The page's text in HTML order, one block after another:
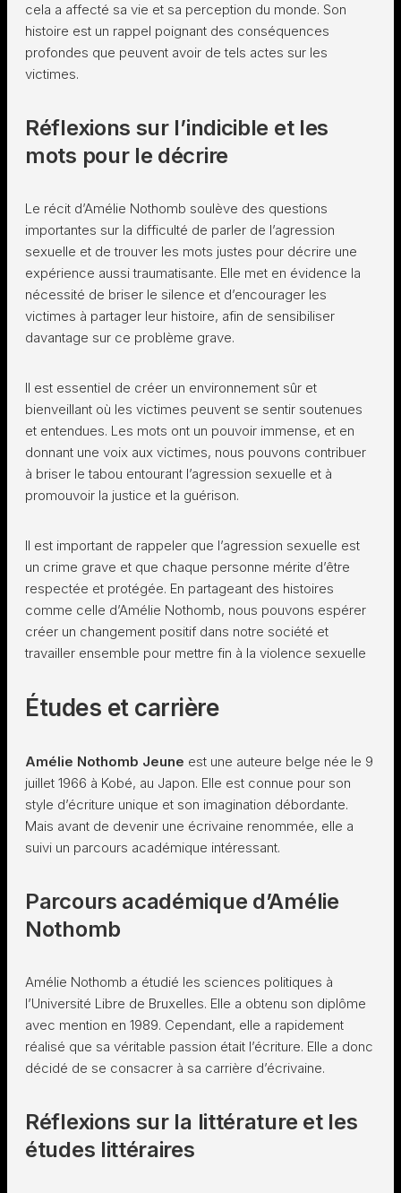
cela a affecté sa vie et sa perception du monde. Son
histoire est un rappel poignant des conséquences
profondes que peuvent avoir de tels actes sur les
victimes.
Réflexions sur l’indicible et les
mots pour le décrire
Le récit d’Amélie Nothomb soulève des questions
importantes sur la difficulté de parler de l’agression
sexuelle et de trouver les mots justes pour décrire une
expérience aussi traumatisante. Elle met en évidence la
nécessité de briser le silence et d’encourager les
victimes à partager leur histoire, afin de sensibiliser
davantage sur ce problème grave.
Il est essentiel de créer un environnement sûr et
bienveillant où les victimes peuvent se sentir soutenues
et entendues. Les mots ont un pouvoir immense, et en
donnant une voix aux victimes, nous pouvons contribuer
à briser le tabou entourant l’agression sexuelle et à
promouvoir la justice et la guérison.
Il est important de rappeler que l’agression sexuelle est
un crime grave et que chaque personne mérite d’être
respectée et protégée. En partageant des histoires
comme celle d’Amélie Nothomb, nous pouvons espérer
créer un changement positif dans notre société et
travailler ensemble pour mettre fin à la violence sexuelle
Études et carrière
Amélie Nothomb Jeune est une auteure belge née le 9
juillet 1966 à Kobé, au Japon. Elle est connue pour son
style d’écriture unique et son imagination débordante.
Mais avant de devenir une écrivaine renommée, elle a
suivi un parcours académique intéressant.
Parcours académique d’Amélie
Nothomb
Amélie Nothomb a étudié les sciences politiques à
l’Université Libre de Bruxelles. Elle a obtenu son diplôme
avec mention en 1989. Cependant, elle a rapidement
réalisé que sa véritable passion était l’écriture. Elle a donc
décidé de se consacrer à sa carrière d’écrivaine.
Réflexions sur la littérature et les
études littéraires